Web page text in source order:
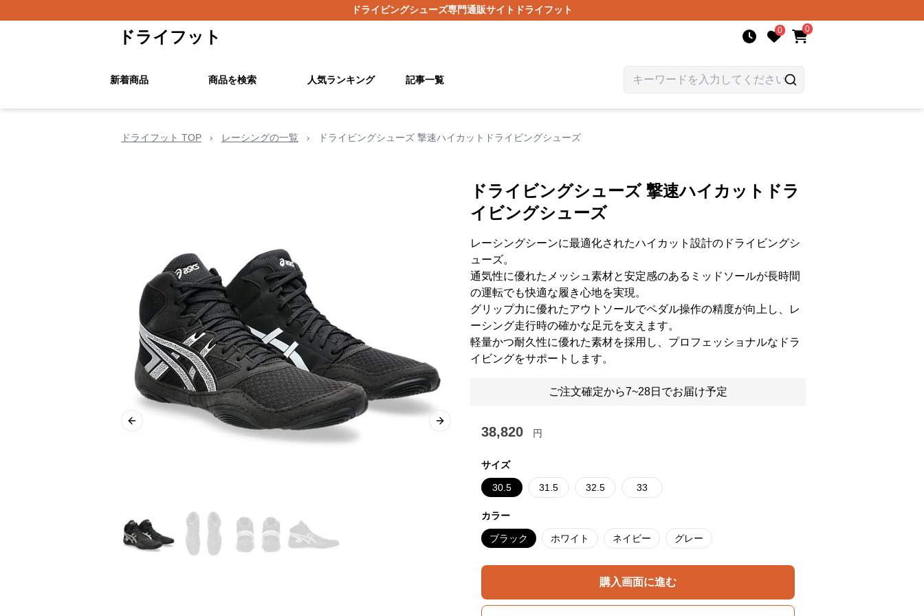
ドライビングシューズ専門通販サイト ドライフット
ドライフット 0 0
新着商品 商品を検索 人気ランキング 記事一覧
ドライフット TOP › レーシングの一覧 › ドライビングシューズ 撃速ハイカットドライビングシューズ
Previous slide Next slide
ドライビングシューズ 撃速ハイカットドラ
イビングシューズ
レーシングシーンに最適化されたハイカット設計のドライビングシ
ューズ。
通気性に優れたメッシュ素材と安定感のあるミッドソールが長時間
の運転でも快適な履き心地を実現。
グリップ力に優れたアウトソールでペダル操作の精度が向上し、レ
ーシング走行時の確かな足元を支えます。
軽量かつ耐久性に優れた素材を採用し、プロフェッショナルなドラ
イビングをサポートします。
ご注文確定から7~28日でお届け予定
38,820 円
サイズ
30.5 31.5 32.5 33
カラー
ブラック ホワイト ネイビー グレー
購入画面に進む